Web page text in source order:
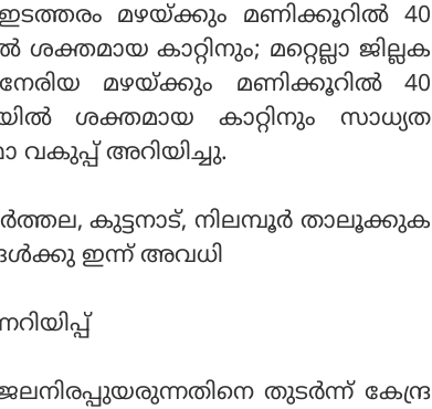
ഇടത്തരം മഴയ്ക്കും മണിക്കൂറിൽ 40
കാറ്റിനും; മറ്റെല്ലാ ജില്ലക
നേരിയ മഴയ്ക്കും മണിക്കൂറിൽ 40
ശക്തമായ കാറ്റിനും സാധ്യത
വകുപ്പ് അറിയിച്ചു.
കുട്ടനാട്, നിലമ്പൂര്‍ താലൂക്കുക
ഇന്ന് അവധി
തുടര്‍ന്ന് കേന്ദ്ര